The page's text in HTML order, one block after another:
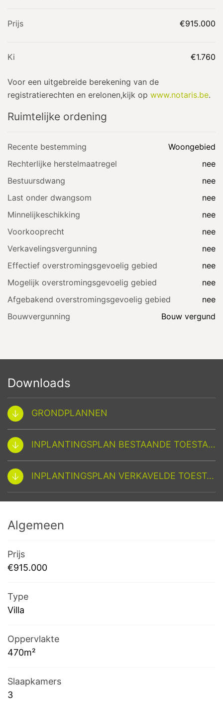
Prijs €915.000
Ki €1.760
Voor een uitgebreide berekening van de
registratierechten en erelonen,kijk op www.notaris.be.
Ruimtelijke ordening
Recente bestemming
Woongebied
Rechterlijke herstelmaatregel
nee
Bestuursdwang
nee
Last onder dwangsom
nee
Minnelijkeschikking
nee
Voorkooprecht
nee
Verkavelingsvergunning
nee
Effectief overstromingsgevoelig gebied
nee
Mogelijk overstromingsgevoelig gebied
nee
Afgebakend overstromingsgevoelig gebied
nee
Bouwvergunning
Bouw vergund
Downloads
GRONDPLANNEN
INPLANTINGSPLAN BESTAANDE TOESTAND
INPLANTINGSPLAN VERKAVELDE TOESTAND
Algemeen
Prijs
€915.000
Type
Villa
Oppervlakte
470m²
Slaapkamers
3